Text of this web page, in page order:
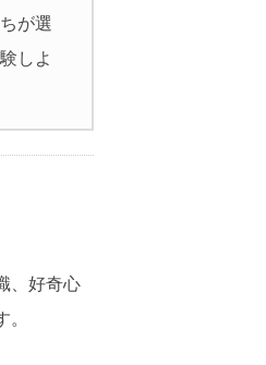
が選
しよ
、好奇心